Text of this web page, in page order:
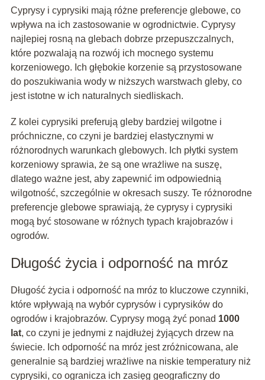
Cyprysy i cyprysiki mają różne preferencje glebowe, co
wpływa na ich zastosowanie w ogrodnictwie. Cyprysy
najlepiej rosną na glebach dobrze przepuszczalnych,
które pozwalają na rozwój ich mocnego systemu
korzeniowego. Ich głębokie korzenie są przystosowane
do poszukiwania wody w niższych warstwach gleby, co
jest istotne w ich naturalnych siedliskach.
Z kolei cyprysiki preferują gleby bardziej wilgotne i
próchniczne, co czyni je bardziej elastycznymi w
różnorodnych warunkach glebowych. Ich płytki system
korzeniowy sprawia, że są one wrażliwe na suszę,
dlatego ważne jest, aby zapewnić im odpowiednią
wilgotność, szczególnie w okresach suszy. Te różnorodne
preferencje glebowe sprawiają, że cyprysy i cyprysiki
mogą być stosowane w różnych typach krajobrazów i
ogrodów.
Długość życia i odporność na mróz
Długość życia i odporność na mróz to kluczowe czynniki,
które wpływają na wybór cyprysów i cyprysików do
ogrodów i krajobrazów. Cyprysy mogą żyć ponad 1000
lat, co czyni je jednymi z najdłużej żyjących drzew na
świecie. Ich odporność na mróz jest zróżnicowana, ale
generalnie są bardziej wrażliwe na niskie temperatury niż
cyprysiki, co ogranicza ich zasięg geograficzny do